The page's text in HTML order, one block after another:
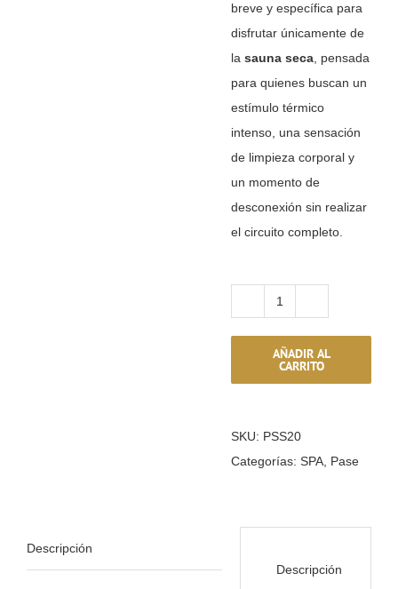
ACTIVIDADES PARA HUÉSPEDES
breve y específica para
disfrutar únicamente de
la sauna seca, pensada
para quienes buscan un
estímulo térmico
intenso, una sensación
de limpieza corporal y
un momento de
desconexión sin realizar
el circuito completo.
de
sauna
seca
min
cantidad
AÑADIR AL
CARRITO
SKU: PSS20
Categorías: SPA, Pase
Descripción
Descripción